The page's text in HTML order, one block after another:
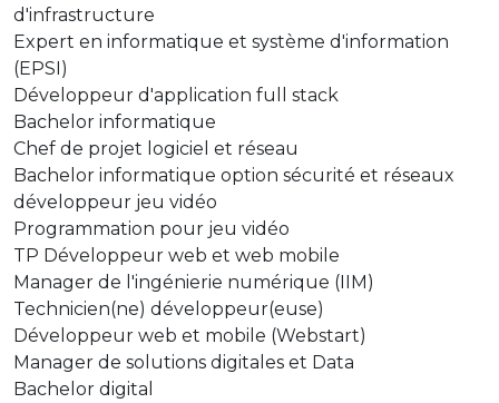
d'infrastructure
Expert en informatique et système d'information
(EPSI)
Développeur d'application full stack
Bachelor informatique
Chef de projet logiciel et réseau
Bachelor informatique option sécurité et réseaux
développeur jeu vidéo
Programmation pour jeu vidéo
TP Développeur web et web mobile
Manager de l'ingénierie numérique (IIM)
Technicien(ne) développeur(euse)
Développeur web et mobile (Webstart)
Manager de solutions digitales et Data
Bachelor digital